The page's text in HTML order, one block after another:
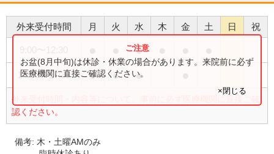
外来受付時間 月 火 水 木 金 土 日 祝
●
14:00〜17:30 ● ● ●
外来受付時間・内容等について、事前に必ず医療機関に直接ご確
認ください。
お盆(8月中旬)は休診・休業の場合があります。来院前に必ず
医療機関に直接ご確認ください。
×閉じる
備考: 木・土曜AMのみ